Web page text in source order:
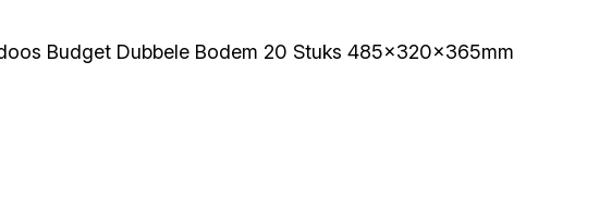
Budget Dubbele Bodem 20 Stuks 485x320x365mm